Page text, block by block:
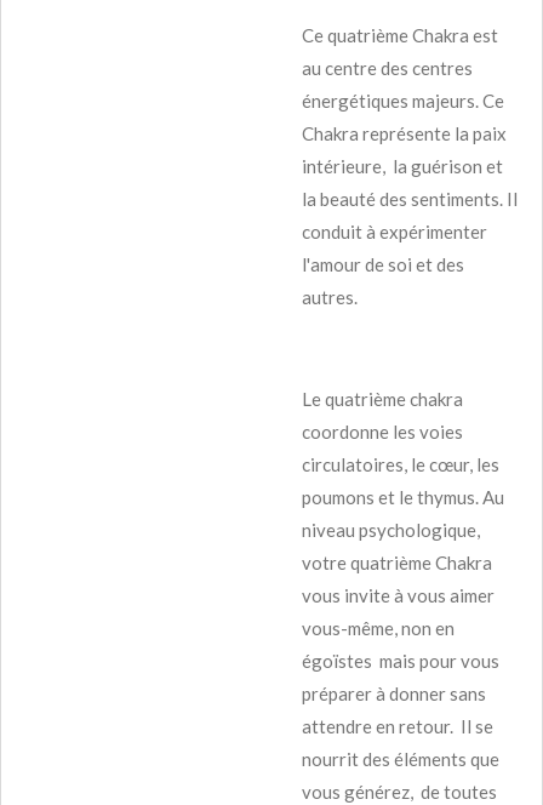
Ce quatrième Chakra est
au centre des centres
énergétiques majeurs. Ce
Chakra représente la paix
intérieure, la guérison et
la beauté des sentiments. Il
conduit à expérimenter
l'amour de soi et des
autres.
Le quatrième chakra
coordonne les voies
circulatoires, le cœur, les
poumons et le thymus. Au
niveau psychologique,
votre quatrième Chakra
vous invite à vous aimer
vous-même, non en
égoïstes mais pour vous
préparer à donner sans
attendre en retour. Il se
nourrit des éléments que
vous générez, de toutes